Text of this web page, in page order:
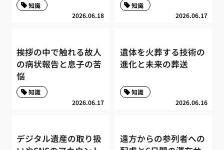
2026.06.18
知識
2026.06.17
知識
挨拶の中で触れる故人
の病状報告と息子の苦
悩
2026.06.17
知識
遺体を火葬する技術の
進化と未来の葬送
2026.06.16
知識
デジタル遺産の取り扱
遠方からの参列者への